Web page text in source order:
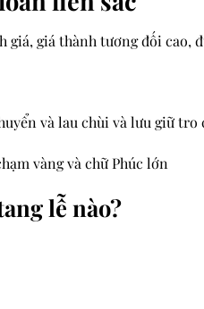
giá thành tương đối cao,
và lau chùi và lưu giữ tro
vàng và chữ Phúc lớn
lễ nào?